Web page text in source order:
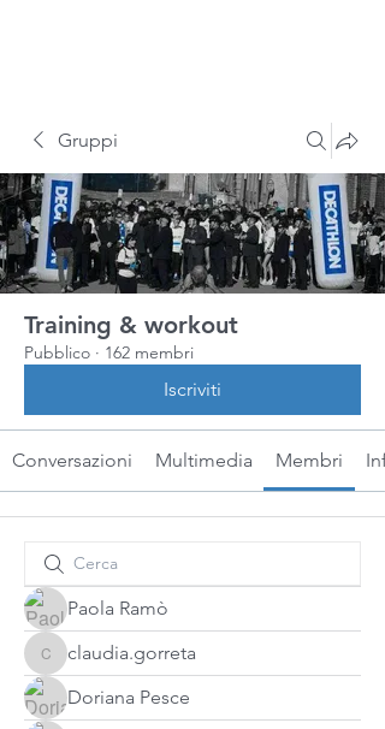
Gruppi
Training & workout
Pubblico · 162 membri
Iscriviti
Conversazioni Multimedia Membri
Paola Ramò
claudia.gorreta
claudia.gorreta
Doriana Pesce